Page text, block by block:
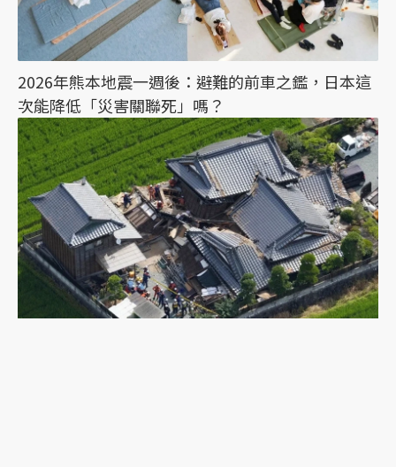
2026年熊本地震一週後：避難的前車之鑑，日本這
次能降低「災害關聯死」嗎？